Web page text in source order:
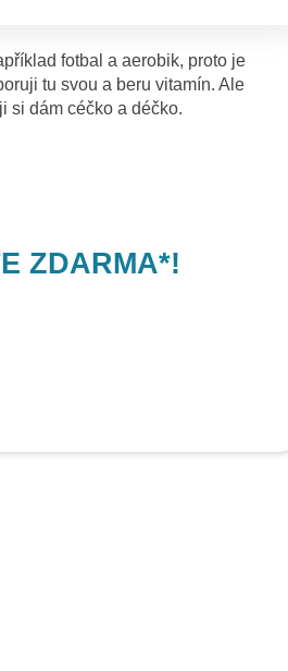
fotbal a aerobik, proto je
tu svou a beru vitamín. Ale
si dám céčko a déčko.
ZDARMA*!